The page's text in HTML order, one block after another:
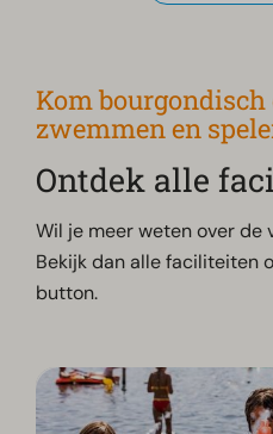
Kom bourgondisch
zwemmen en
Ontdek alle
Wil je meer weten over
Bekijk dan alle faciliteiten
button.